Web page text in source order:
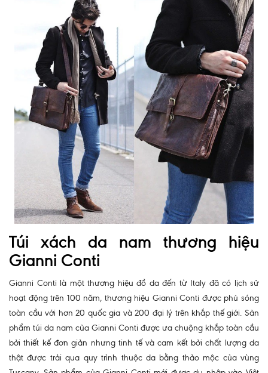
Túi xách da nam thương hiệu
Gianni Conti
Gianni Conti là một thương hiệu đồ da đến từ Italy đã có lịch sử
hoạt động trên 100 năm, thương hiệu Gianni Conti được phủ sóng
toàn cầu với hơn 20 quốc gia và 200 đại lý trên khắp thế giới. Sản
phẩm túi da nam của Gianni Conti được ưa chuộng khắp toàn cầu
bởi thiết kế đơn giản nhưng tinh tế và cam kết bởi chất lượng da
thật được trải qua quy trình thuộc da bằng thảo mộc của vùng